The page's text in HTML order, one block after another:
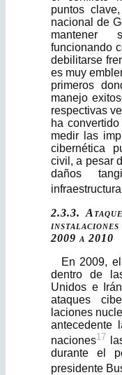
puntos
nacional de
mantener
funcionando
debilitarse
es muy
primeros
manejo
respectivas
ha
medir las
cibernética
civil, a pesar
daños
2.3.3.
2009 a 2010
En 2009,
dentro de
Unidos e
ataques
laciones
antecedente
naciones17
durante el
presidente